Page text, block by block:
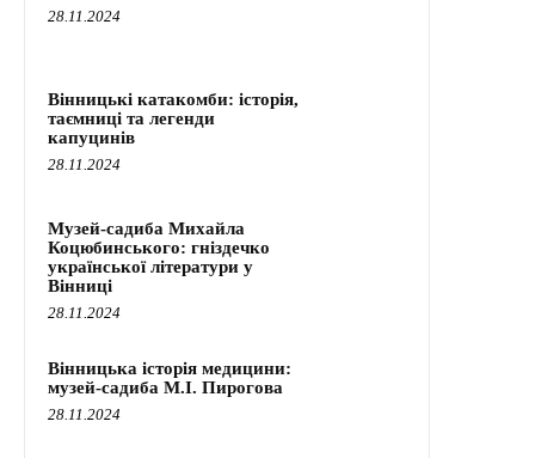
28.11.2024
Вінницькі катакомби: історія,
таємниці та легенди
капуцинів
28.11.2024
Музей-садиба Михайла
Коцюбинського: гніздечко
української літератури у
Вінниці
28.11.2024
Вінницька історія медицини:
музей-садиба М.І. Пирогова
28.11.2024